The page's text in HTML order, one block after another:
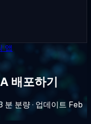
앱
배포하기
분 분량· 업데이트 Feb